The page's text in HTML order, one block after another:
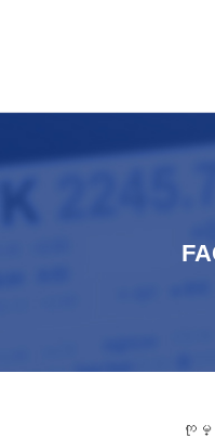
ကုမ္